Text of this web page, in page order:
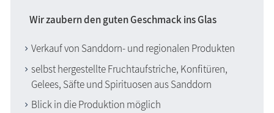
Wir zaubern den guten Geschmack ins Glas
Verkauf von Sanddorn- und regionalen Produkten
selbst hergestellte Fruchtaufstriche, Konfitüren,
Gelees, Säfte und Spirituosen aus Sanddorn
Blick in die Produktion möglich